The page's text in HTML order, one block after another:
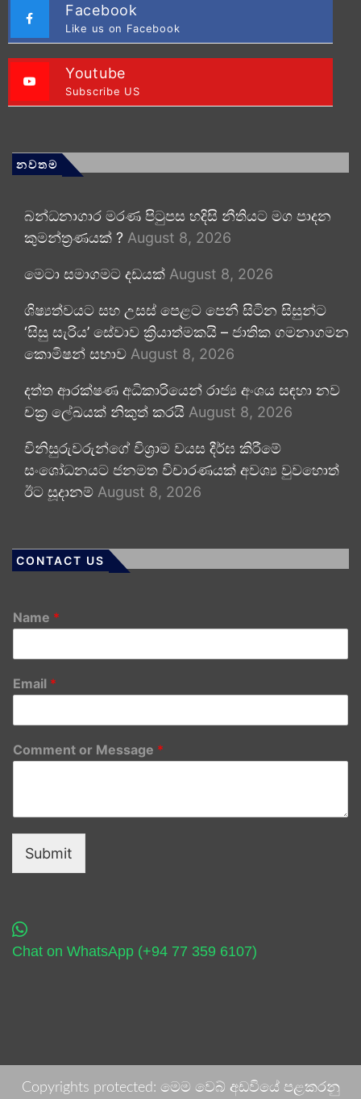
Facebook
Like us on Facebook
Youtube
Subscribe US
නවතම
බන්ධනාගාර මරණ පිටුපස හදිසි නීතියට මග පාදන
කුමන්ත්‍රණයක් ? August 8, 2026
මෙටා සමාගමට දඩයක් August 8, 2026
ශිෂ්‍යත්වයට සහ උසස් පෙළට පෙනී සිටින සිසුන්ට
‘සිසු සැරිය’ සේවාව ක්‍රියාත්මකයි – ජාතික ගමනාගමන
කොමිෂන් සභාව August 8, 2026
දත්ත ආරක්ෂණ අධිකාරියෙන් රාජ්‍ය අංශය සඳහා නව
චක්‍ර ලේඛයක් නිකුත් කරයි August 8, 2026
විනිසුරුවරුන්ගේ විශ්‍රාම වයස දීර්ඝ කිරීමේ
සංශෝධනයට ජනමත විචාරණයක් අවශ්‍ය වුවහොත්
ඊට සූදානම් August 8, 2026
CONTACT US
Name *
Email *
Comment or Message *
Submit
Chat on WhatsApp (+94 77 359 6107)
Copyrights protected: මෙම වෙබ් අඩවියේ පළකරනු